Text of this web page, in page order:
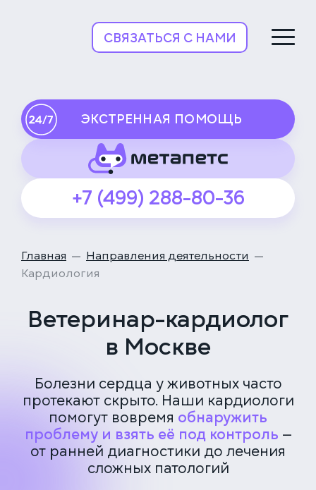
СВЯЗАТЬСЯ С НАМИ
ЭКСТРЕННАЯ ПОМОЩЬ
+7 (499) 288-80-36
Главная
Направления деятельности
Кардиология
Ветеринар-кардиолог
в Москве
Болезни сердца у животных часто
протекают скрыто. Наши кардиологи
помогут вовремя обнаружить
проблему и взять её под контроль —
от ранней диагностики до лечения
сложных патологий